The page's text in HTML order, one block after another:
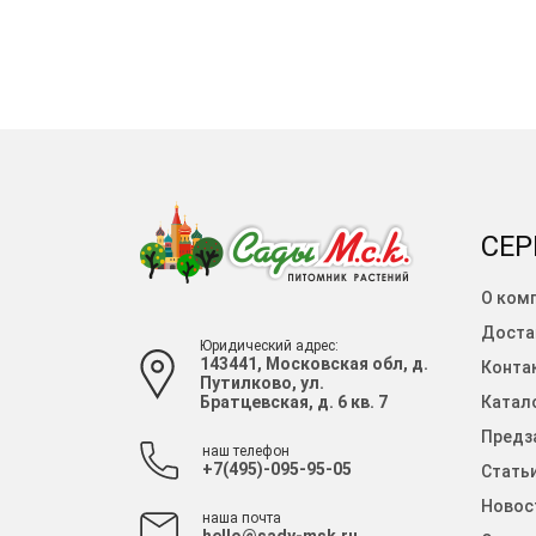
Юридический адрес:
143441, Московская обл, д.
Путилково, ул.
Братцевская, д. 6 кв. 7
наш телефон
+7(495)-095-95-05
наша почта
О